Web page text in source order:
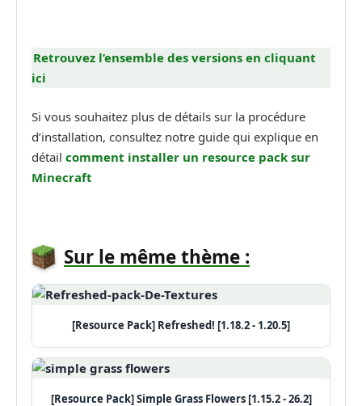
Retrouvez l’ensemble des versions en cliquant
ici
Si vous souhaitez plus de détails sur la procédure
d’installation, consultez notre guide qui explique en
détail comment installer un resource pack sur
Minecraft
Sur le même thème :
[Resource Pack] Refreshed! [1.18.2 - 1.20.5]
[Resource Pack] Simple Grass Flowers [1.15.2 - 26.2]